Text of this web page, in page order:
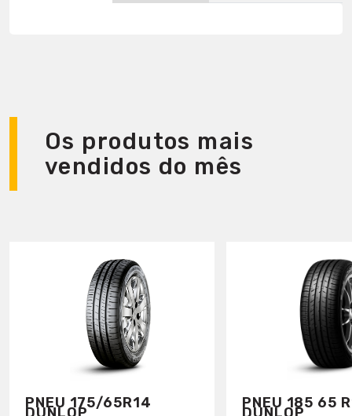
Os produtos mais
vendidos do mês
PNEU 175/65R14 PNEU 185 65